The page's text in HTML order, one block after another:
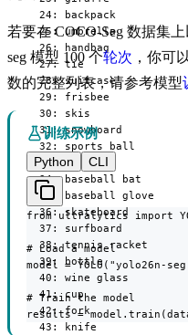
  24: backpack
  25: umbrella
  26: handbag
  27: tie
  28: suitcase
  29: frisbee
  30: skis
  31: snowboard
  32: sports ball
  33: kite
  34: baseball bat
  35: baseball glove
  36: skateboard
  37: surfboard
  38: tennis racket
  39: bottle
  40: wine glass
  41: cup
  42: fork
  43: knife
若要在 COCO-Seg 数据集
seg 模型 100 个轮次 ，你可
数的完整列表，请参考模型
训练示例
Python
CLI
from ultralytics import
# Load a model
model = YOLO("yolo26n-
# Train the model
results =